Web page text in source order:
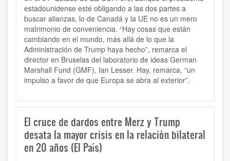
estadounidense esté obligando a las dos partes a
buscar alianzas, lo de Canadá y la UE no es un mero
matrimonio de conveniencia. “Hay cosas que están
cambiando en el mundo, más allá de lo que la
Administración de Trump haya hecho”, remarca el
director en Bruselas del laboratorio de ideas German
Marshall Fund (GMF), Ian Lesser. Hay, remarca, “un
impulso a favor de que Europa se abra al exterior”.
El cruce de dardos entre Merz y Trump
desata la mayor crisis en la relación bilateral
en 20 años (El País)